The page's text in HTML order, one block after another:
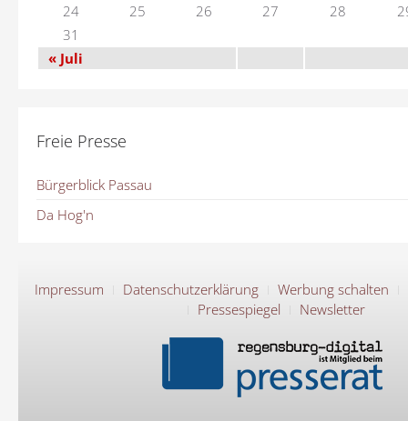
24
25 26 27 28
31
« Juli
Freie Presse
Bürgerblick Passau
Da Hog'n
Impressum Datenschutzerklärung
Werbung schalten
Pressespiegel
Newsletter